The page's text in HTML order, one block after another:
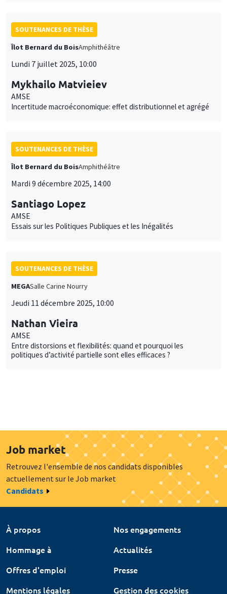
SOUTENANCES DE THÈSE
Îlot Bernard du BoisAmphithéâtre
Lundi 7 juillet 2025, 10:00
Mykhailo Matvieiev
AMSE
Incertitude macroéconomique: effet distributionnel et agrégé
SOUTENANCES DE THÈSE
Îlot Bernard du BoisAmphithéâtre
Mardi 9 décembre 2025, 14:00
Santiago Lopez
AMSE
Essais sur les Politiques Publiques et les Inégalités
SOUTENANCES DE THÈSE
MEGASalle Carine Nourry
Jeudi 11 décembre 2025, 10:00
Nathan Vieira
AMSE
Entre distorsions et flexibilités: quand et pourquoi les
politiques d’activité partielle sont elles efficaces ?
Job market
Retrouvez l'ensemble de nos candidats disponibles
actuellement sur le Job market
Candidats
À propos
Nos engagements
Hommage à
Actualités
Offres d'emploi
Presse
Mentions légales
Gestion des cookies